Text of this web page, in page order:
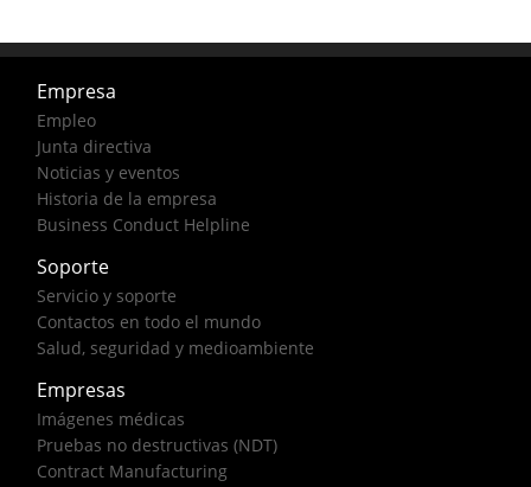
Empresa
Empleo
Junta directiva
Noticias y eventos
Historia de la empresa
Business Conduct Helpline
Soporte
Servicio y soporte
Contactos en todo el mundo
Salud, seguridad y medioambiente
Empresas
Imágenes médicas
Pruebas no destructivas (NDT)
Contract Manufacturing